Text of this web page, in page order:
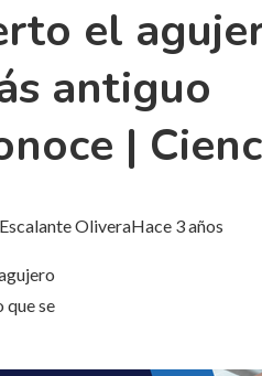
el
antiguo
|
OliveraHace 3 años